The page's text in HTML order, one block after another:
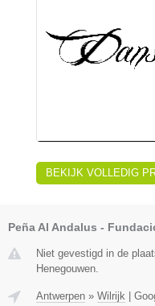
BEKIJK VOLLEDIG
Peña Al Andalus -
Niet gevestigd in de
Henegouwen.
Antwerpen » Wilrijk |